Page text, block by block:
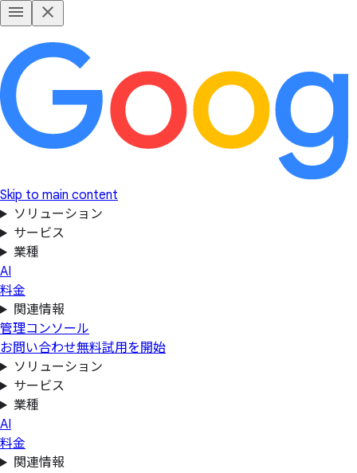
Skip to main content
ソリューション
サービス
業種
AI
料金
関連情報
管理コンソール
お問い合わせ無料試用を開始
ソリューション
サービス
業種
AI
料金
関連情報